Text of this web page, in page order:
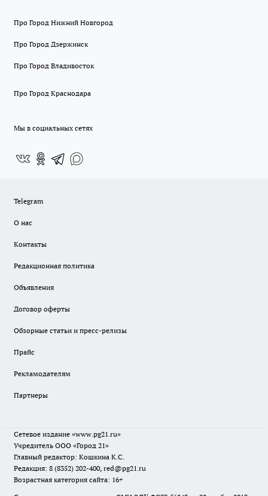
Про Город Нижний Новгород
Про Город Дзержинск
Про Город Владивосток
Про Город Краснодара
Мы в социальных сетях
Telegram
О нас
Контакты
Редакционная политика
Объявления
Договор оферты
Обзорные статьи и пресс-релизы
Прайс
Рекламодателям
Партнеры
Сетевое издание «www.pg21.ru»
Учредитель ООО «Город 21»
Главный редактор: Кошкина К.С.
Редакция: 8 (8352) 202-400, red@pg21.ru
Возрастная категория сайта: 16+